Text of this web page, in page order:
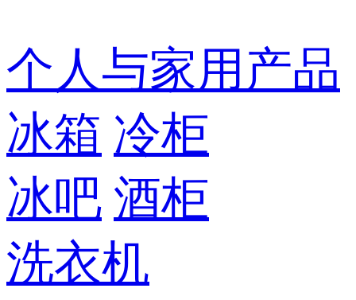
个人与家用产品
冰箱 冷柜
冰吧 酒柜
洗衣机